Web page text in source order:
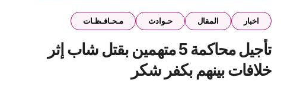
اخبار المقال حـوادث مـحـافـظـات
تأجيل محاكمة 5 متهمين بقتل شاب إثر
خلافات بينهم بكفر شكر